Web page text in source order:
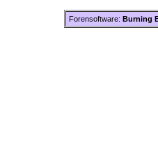
Forensoftware: Burning